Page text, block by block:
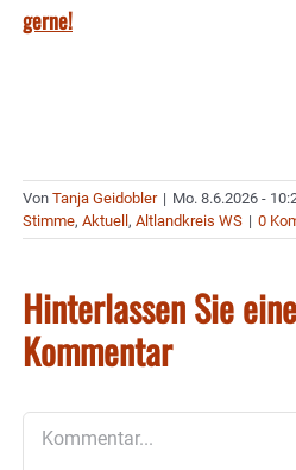
gerne!
Von Tanja Geidobler | Mo. 8.6.2026 -
Stimme, Aktuell , Altlandkreis WS | 0
Hinterlassen Sie
Kommentar